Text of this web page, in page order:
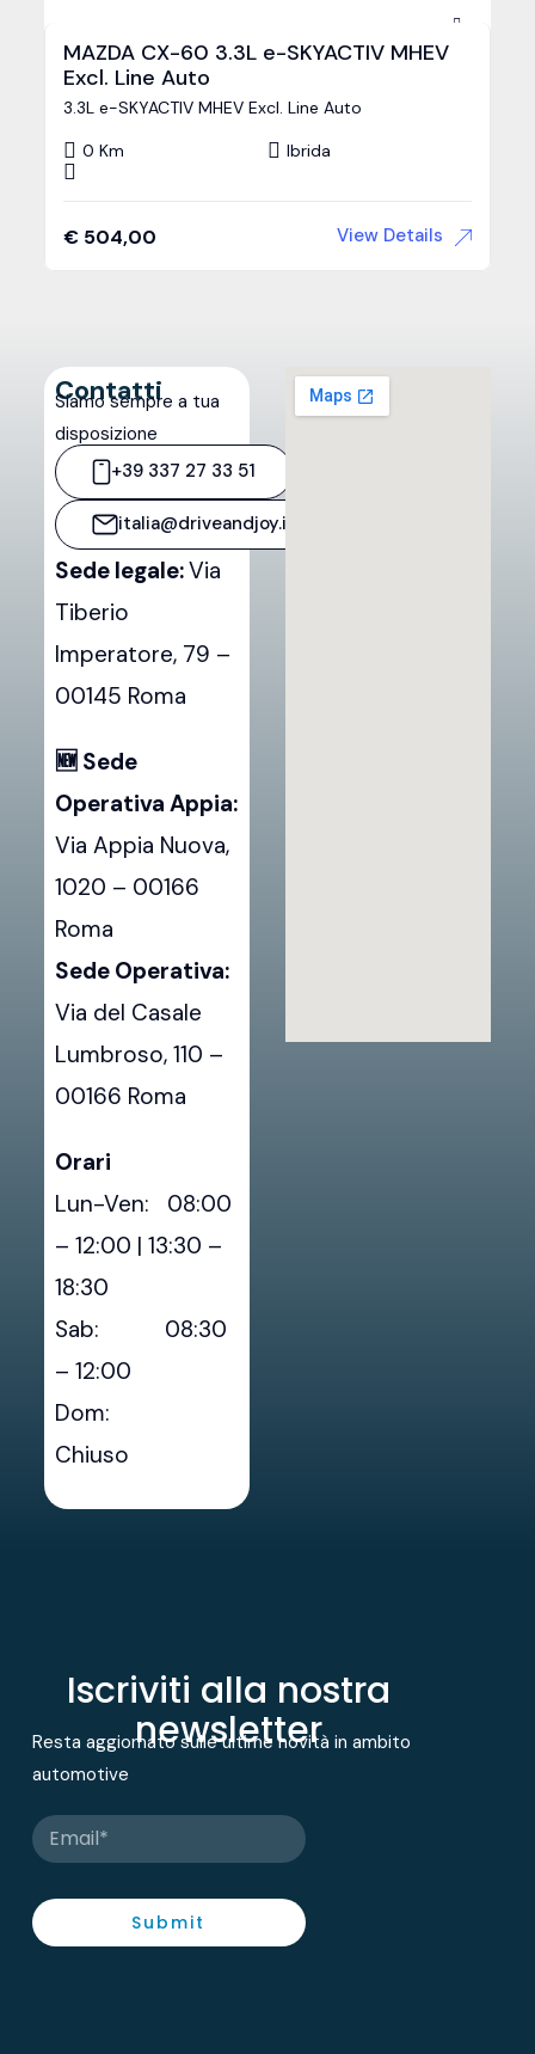
MAZDA CX-60 3.3L e-SKYACTIV MHEV
Excl. Line Auto
3.3L e-SKYACTIV MHEV Excl. Line Auto
0 Km
Ibrida
€ 504,00 View Details
Contatti
Siamo sempre a tua
disposizione
+39 337 27 33 51
italia@driveandjoy.it
Sede legale:Via
Tiberio
Imperatore, 79 –
00145 Roma
🆕 Sede
Operativa Appia:
Via Appia Nuova,
1020 – 00166
Roma
Sede Operativa:
Via del Casale
Lumbroso, 110 –
00166 Roma
Orari
Lun-Ven: 08:00
– 12:00 | 13:30 –
18:30
Sab: 08:30
– 12:00
Dom:
Chiuso
Iscriviti alla nostra
newsletter
Resta aggiornato sulle ultime novità in ambito
automotive
Submit